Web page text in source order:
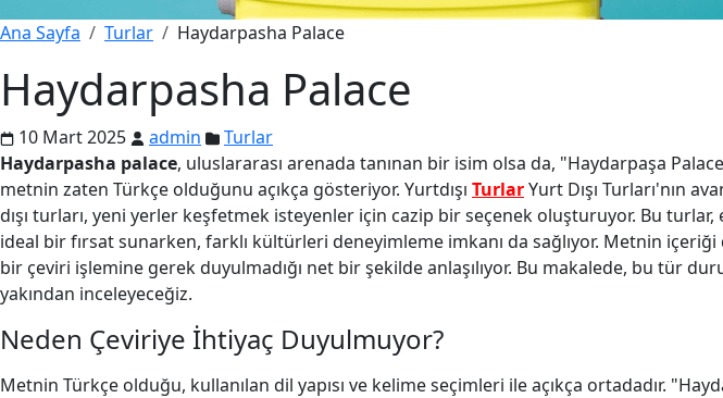
Ana Sayfa Turlar Haydarpasha Palace
Haydarpasha Palace
10 Mart 2025 admin
Turlar
Haydarpasha palace, uluslararası arenada tanınan bir isim olsa da, "Haydarpaşa
metnin zaten Türkçe olduğunu açıkça gösteriyor. Yurtdışı TurlarYurt Dışı Turları'nın
dışı turları, yeni yerler keşfetmek isteyenler için cazip bir seçenek oluşturuyor. Bu
ideal bir fırsat sunarken, farklı kültürleri deneyimleme imkanı da sağlıyor. Metnin
bir çeviri işlemine gerek duyulmadığı net bir şekilde anlaşılıyor. Bu makalede, bu tür
yakından inceleyeceğiz.
Neden Çeviriye İhtiyaç Duyulmuyor?
Metnin Türkçe olduğu, kullanılan dil yapısı ve kelime seçimleri ile açıkça ortadadır.